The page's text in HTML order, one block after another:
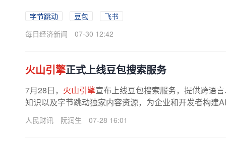
字节跳动 豆包
飞书
每日经济新闻
07-30 12:42
火山引擎正式上线豆包搜索服务
7月28日， 火山引擎宣布上线豆包搜索服务，提供跨语
知识以及字节跳动独家内容资源，为企业和开发者构建
人民财讯 阮润生 07-28 16:01